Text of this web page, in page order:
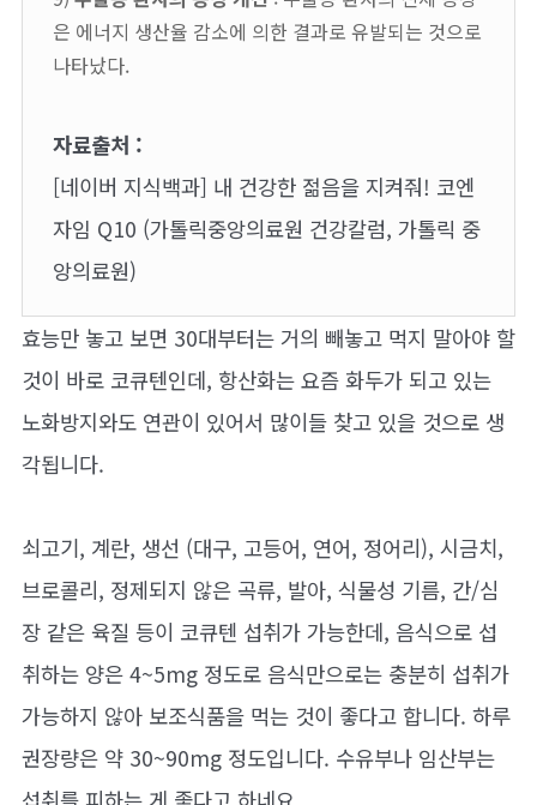
은 에너지 생산율 감소에 의한 결과로 유발되는 것으로
나타났다.
자료출처 :
[네이버 지식백과] 내 건강한 젊음을 지켜줘! 코엔
자임 Q10 (가톨릭중앙의료원 건강칼럼, 가톨릭 중
앙의료원)
효능만 놓고 보면 30대부터는 거의 빼놓고 먹지 말아야 할
것이 바로 코큐텐인데, 항산화는 요즘 화두가 되고 있는
노화방지와도 연관이 있어서 많이들 찾고 있을 것으로 생
각됩니다.
쇠고기, 계란, 생선 (대구, 고등어, 연어, 정어리), 시금치,
브로콜리, 정제되지 않은 곡류, 발아, 식물성 기름, 간/심
장 같은 육질 등이 코큐텐 섭취가 가능한데, 음식으로 섭
취하는 양은 4~5mg 정도로 음식만으로는 충분히 섭취가
가능하지 않아 보조식품을 먹는 것이 좋다고 합니다. 하루
권장량은 약 30~90mg 정도입니다. 수유부나 임산부는